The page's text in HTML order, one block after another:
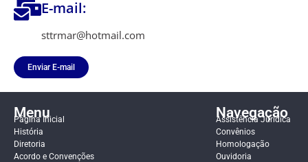
E-mail:
sttrmar@hotmail.com
Enviar E-mail
Menu
Página Inicial
História
Diretoria
Acordo e Convenções
Navegação
Assistência Jurídica
Convênios
Homologação
Ouvidoria